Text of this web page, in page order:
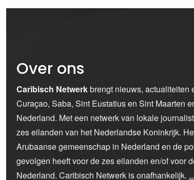
Over ons
Caribisch Netwerkbrengt nieuws, actualiteiten
Curaçao, Saba, Sint Eustatius en Sint Maarten
Nederland. Met een netwerk van lokale
zes eilanden van het Nederlandse Koninkrijk.
Arubaanse gemeenschap in Nederland en de
gevolgen heeft voor de zes eilanden en/of voor
Nederland. Caribisch Netwerk is onafhankelijk. ...